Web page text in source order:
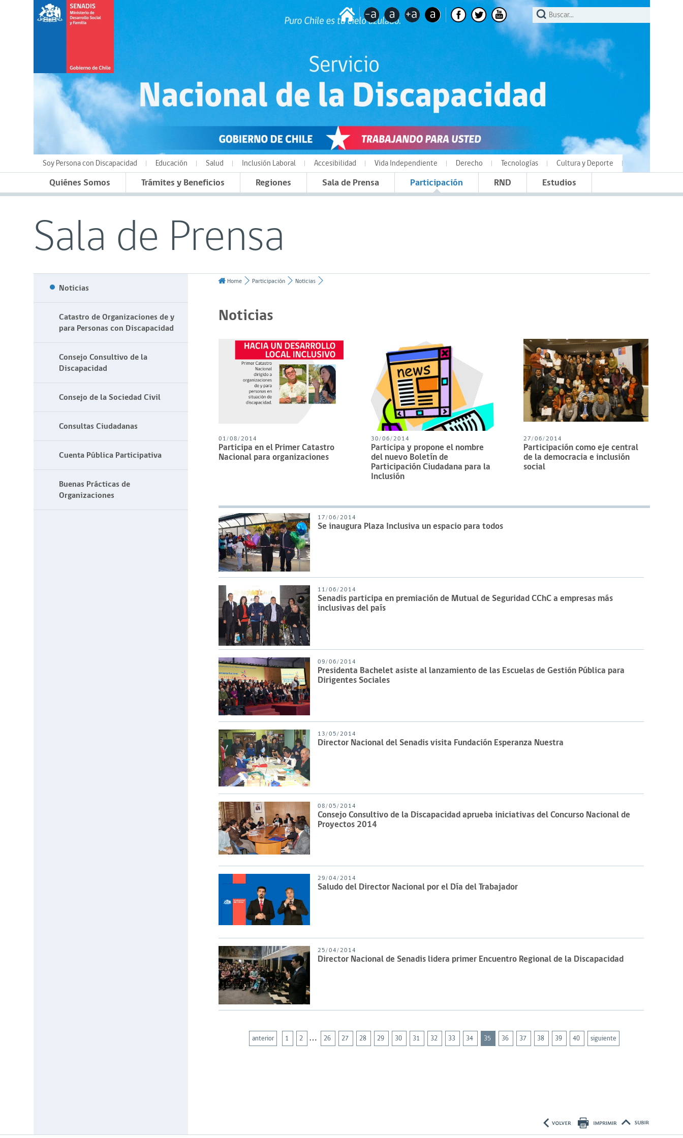
Soy Persona con Discapacidad Educación Salud Inclusión Laboral Accesibilidad Vida Independiente Derecho Tecnologías Cultura y Deporte
Quiénes Somos Trámites y Beneficios Regiones Sala de Prensa Participación RND Estudios
Sala de Prensa
Noticias
Catastro de Organizaciones de y
para Personas con Discapacidad
Consejo Consultivo de la
Discapacidad
Consejo de la Sociedad Civil
Consultas Ciudadanas
Cuenta Pública Participativa
Buenas Prácticas de
Organizaciones
Home Participación Noticias
Noticias
01/08/2014
Participa en el Primer Catastro
Nacional para organizaciones
30/06/2014
Participa y propone el nombre
del nuevo Boletín de
Participación Ciudadana para la
Inclusión
27/06/2014
Participación como eje central
de la democracia e inclusión
social
17/06/2014
Se inaugura Plaza Inclusiva un espacio para todos
11/06/2014
Senadis participa en premiación de Mutual de Seguridad CChC a empresas más
inclusivas del país
09/06/2014
Presidenta Bachelet asiste al lanzamiento de las Escuelas de Gestión Pública para
Dirigentes Sociales
13/05/2014
Director Nacional del Senadis visita Fundación Esperanza Nuestra
08/05/2014
Consejo Consultivo de la Discapacidad aprueba iniciativas del Concurso Nacional de
Proyectos 2014
29/04/2014
Saludo del Director Nacional por el Día del Trabajador
25/04/2014
Director Nacional de Senadis lidera primer Encuentro Regional de la Discapacidad
anterior 1 2 … 26 27 28 29 30 31 32 33 34 35 36 37 38 39 40 siguiente